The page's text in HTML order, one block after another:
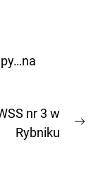
nr 3 w
Rybniku